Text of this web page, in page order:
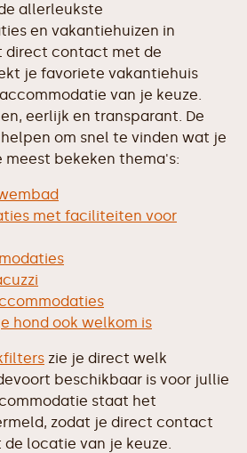
allerleukste
en vakantiehuizen in
direct contact met de
je favoriete vakantiehuis
van je keuze.
eerlijk en transparant. De
om snel te vinden wat je
meest bekeken thema's:
met faciliteiten voor
hond ook welkom is
zie je direct welk
beschikbaar is voor jullie
staat het
zodat je direct contact
locatie van je keuze.